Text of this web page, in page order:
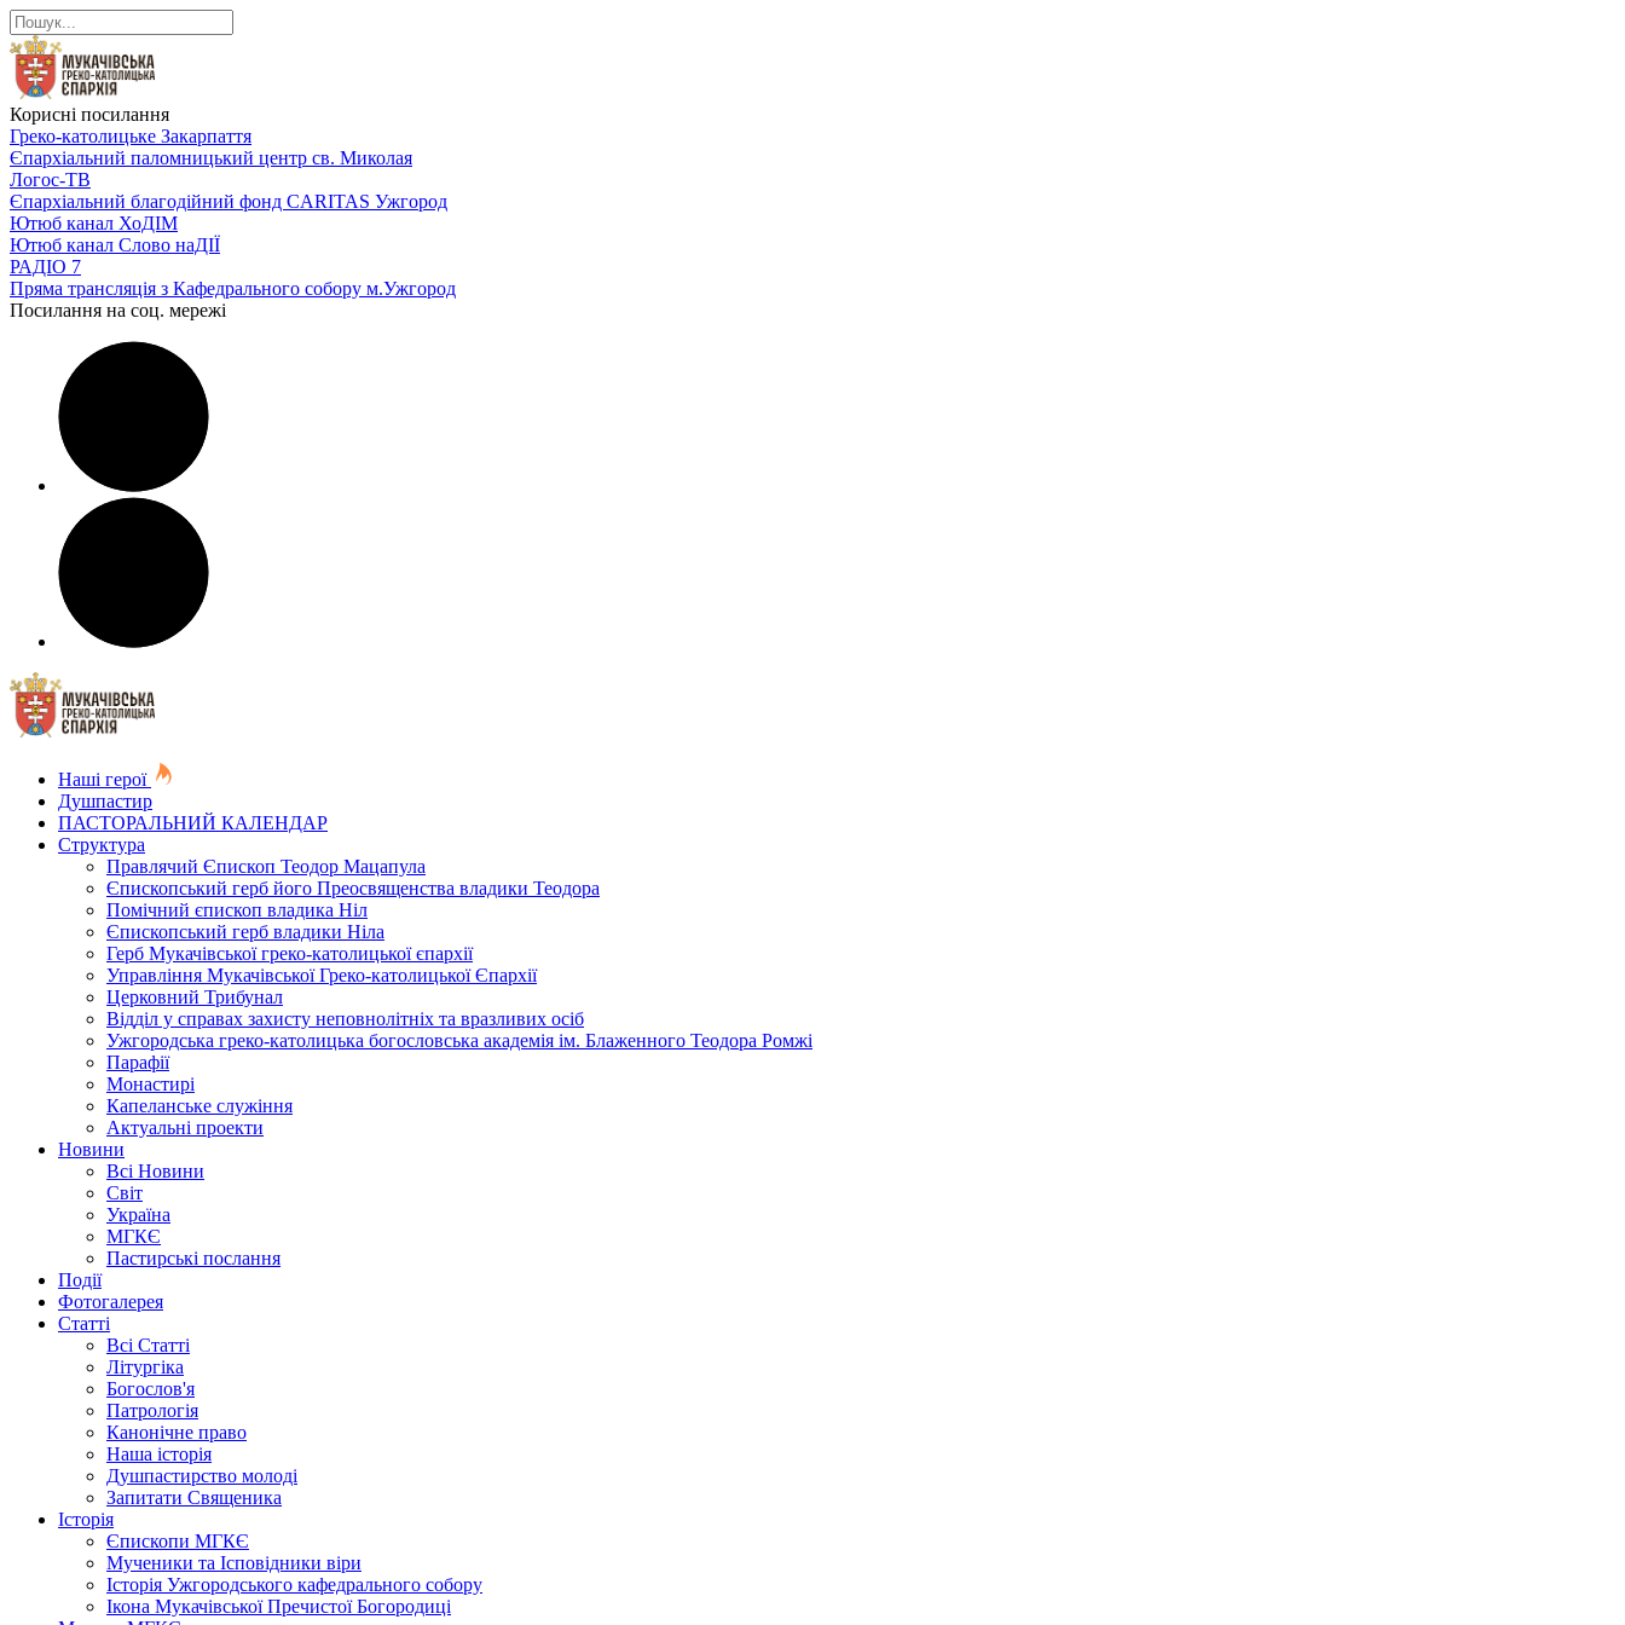
Корисні посилання
Греко-католицьке Закарпаття
Єпархіальний паломницький центр св. Миколая
Логос-ТВ
Єпархіальний благодійний фонд CARITAS Ужгород
Ютюб канал ХоДІМ
Ютюб канал Слово наДІЇ
РАДІО 7
Пряма трансляція з Кафедрального собору м.Ужгород
Посилання на соц. мережі
Наші герої
Душпастир
ПАСТОРАЛЬНИЙ КАЛЕНДАР
Структура
Правлячий Єпископ Теодор Мацапула
Єпископський герб його Преосвященства владики Теодора
Помічний єпископ владика Ніл
Єпископський герб владики Ніла
Герб Мукачівської греко-католицької єпархії
Управління Мукачівської Греко-католицької Єпархії
Церковний Трибунал
Відділ у справах захисту неповнолітніх та вразливих осіб
Ужгородська греко-католицька богословська академія ім. Блаженного Теодора Ромжі
Парафії
Монастирі
Капеланське служіння
Актуальні проекти
Новини
Всі Новини
Світ
Україна
МГКЄ
Пастирські послання
Події
Фотогалерея
Статті
Всі Статті
Літургіка
Богослов'я
Патрологія
Канонічне право
Наша історія
Душпастирство молоді
Запитати Священика
Історія
Єпископи МГКЄ
Мученики та Ісповідники віри
Історія Ужгородського кафедрального собору
Ікона Мукачівської Пречистої Богородиці